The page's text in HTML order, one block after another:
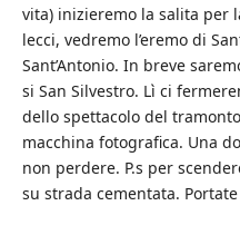
vita) inizieremo la salita per
lecci, vedremo l’eremo di
Sant’Antonio. In breve
si San Silvestro. Lì ci
dello spettacolo del
macchina fotografica. Una
non perdere. P.s per
su strada cementata.